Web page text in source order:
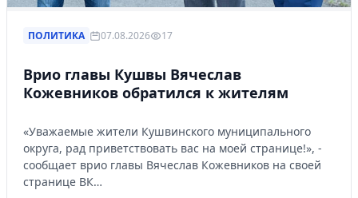
ПОЛИТИКА 07.08.2026 17
Врио главы Кушвы Вячеслав
Кожевников обратился к жителям
«Уважаемые жители Кушвинского муниципального
округа, рад приветствовать вас на моей странице!», -
сообщает врио главы Вячеслав Кожевников на своей
странице ВК…